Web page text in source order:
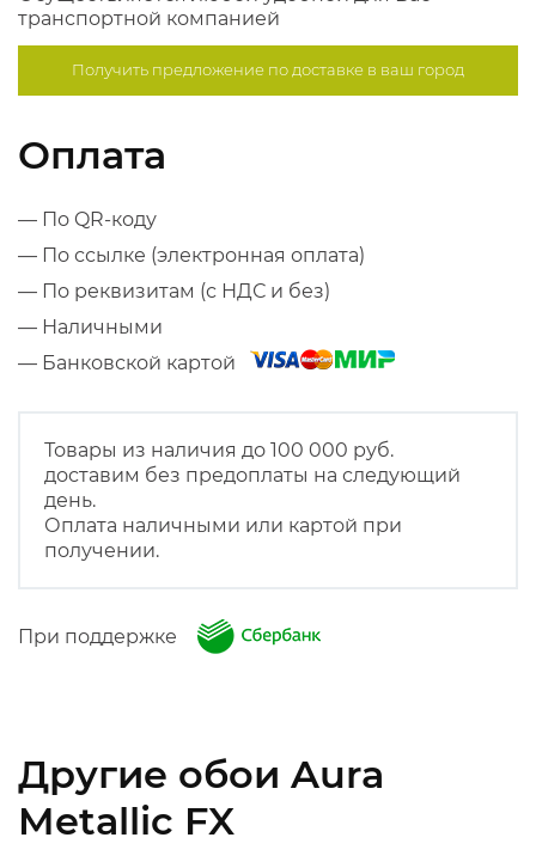
транспортной компанией
Получить предложение подоставке в ваш город
Оплата
— По QR-коду
— По ссылке (электронная оплата)
— По реквизитам (с НДС и без)
— Наличными
— Банковской картой
Товары из наличия до 100 000 руб.
доставим без предоплаты на следующий
день.
Оплата наличными или картой при
получении.
При поддержке
Другие обои Aura
Metallic FX